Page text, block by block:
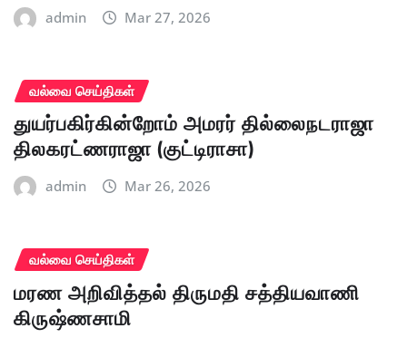
admin Mar 27, 2026
வல்வை செய்திகள்
துயர்பகிர்கின்றோம் அமரர் தில்லைநடராஜா
திலகரட்ணராஜா (குட்டிராசா)
admin Mar 26, 2026
வல்வை செய்திகள்
மரண அறிவித்தல் திருமதி சத்தியவாணி
கிருஷ்ணசாமி